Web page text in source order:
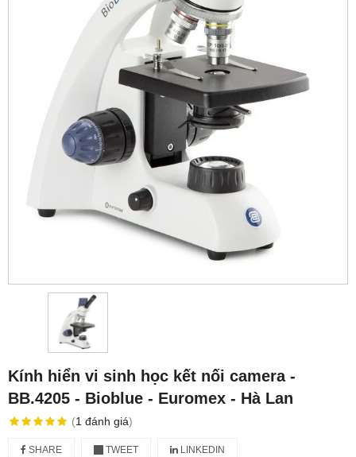
Kính hiển vi sinh học kết nối camera -
BB.4205 - Bioblue - Euromex - Hà Lan
(1 đánh giá)
SHARE TWEET LINKEDIN